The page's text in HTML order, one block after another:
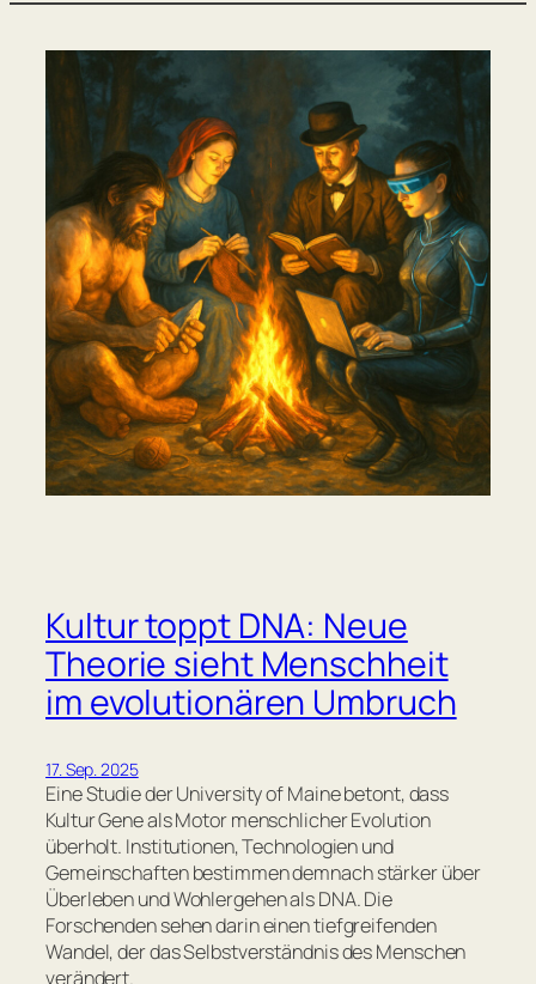
Kultur toppt DNA: Neue
Theorie sieht Menschheit
im evolutionären Umbruch
17. Sep. 2025
Eine Studie der University of Maine betont, dass
Kultur Gene als Motor menschlicher Evolution
überholt. Institutionen, Technologien und
Gemeinschaften bestimmen demnach stärker über
Überleben und Wohlergehen als DNA. Die
Forschenden sehen darin einen tiefgreifenden
Wandel, der das Selbstverständnis des Menschen
verändert.